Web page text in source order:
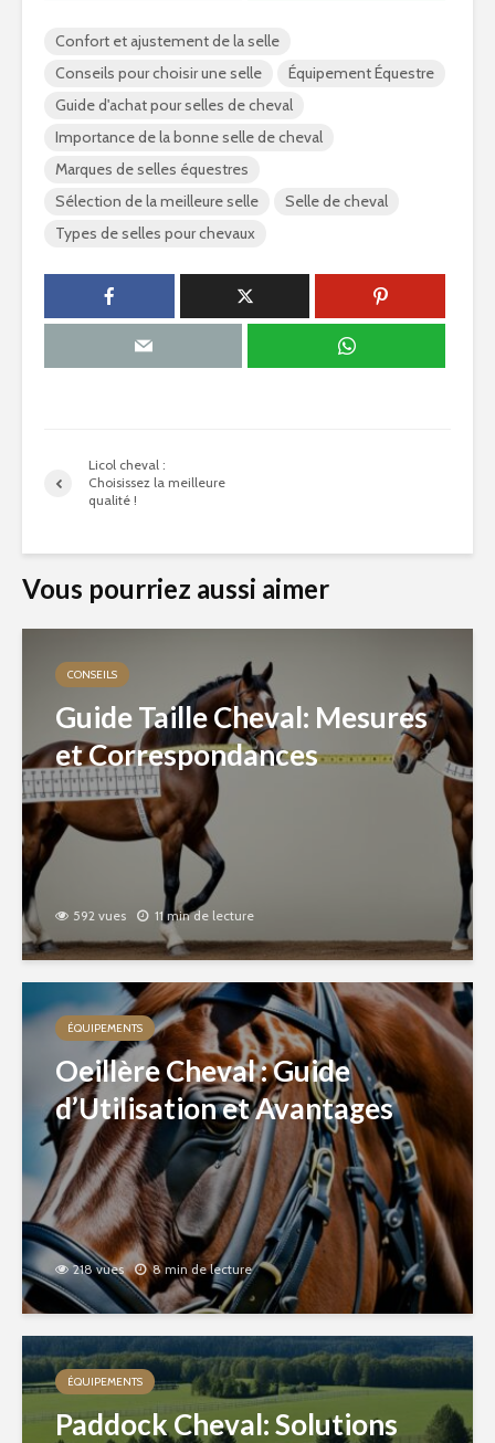
Confort et ajustement de la selle
Conseils pour choisir une selle
Équipement Équestre
Guide d'achat pour selles de cheval
Importance de la bonne selle de cheval
Marques de selles équestres
Sélection de la meilleure selle
Selle de cheval
Types de selles pour chevaux
Licol cheval :
Choisissez la meilleure
qualité !
Vous pourriez aussi aimer
CONSEILS
Guide Taille Cheval: Mesures
et Correspondances
592 vues 11 min de lecture
ÉQUIPEMENTS
Oeillère Cheval : Guide
d’Utilisation et Avantages
218 vues 8 min de lecture
ÉQUIPEMENTS
Paddock Cheval: Solutions